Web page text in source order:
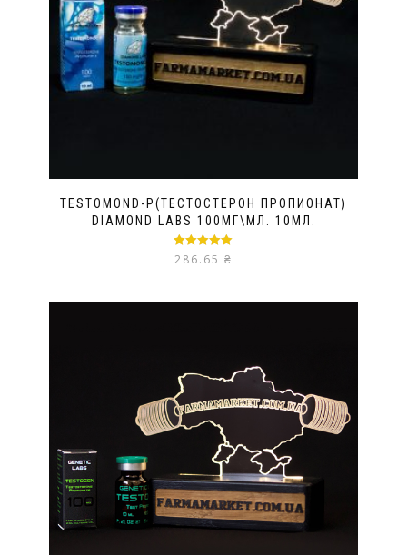
TESTOMOND-P(ТЕСТОСТЕРОН ПРОПИОНАТ)
DIAMOND LABS 100МГ\МЛ. 10МЛ.
Оценка5.00
из 5
286.65 ₴